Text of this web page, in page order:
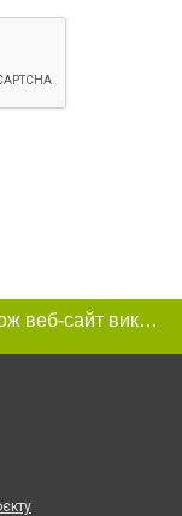
Цей сайт використовує «cookies». Також веб-сайт використовує інтернет-сервіс для збору технічних даних стосовно відвідувачів з метою отримання маркетингової та статистичної інформації. Умови обробки даних відвідувачів сайту див.